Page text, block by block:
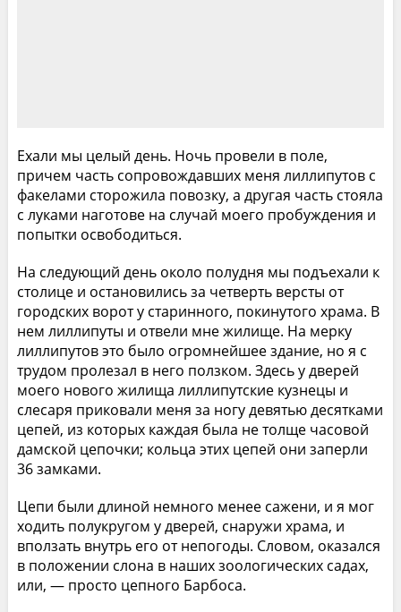
Ехали мы целый день. Ночь провели в поле,
причем часть сопровождавших меня лиллипутов с
факелами сторожила повозку, а другая часть стояла
с луками наготове на случай моего пробуждения и
попытки освободиться.
На следующий день около полудня мы подъехали к
столице и остановились за четверть версты от
городских ворот у старинного, покинутого храма. В
нем лиллипуты и отвели мне жилище. На мерку
лиллипутов это было огромнейшее здание, но я с
трудом пролезал в него ползком. Здесь у дверей
моего нового жилища лиллипутские кузнецы и
слесаря приковали меня за ногу девятью десятками
цепей, из которых каждая была не толще часовой
дамской цепочки; кольца этих цепей они заперли
36 замками.
Цепи были длиной немного менее сажени, и я мог
ходить полукругом у дверей, снаружи храма, и
вползать внутрь его от непогоды. Словом, оказался
в положении слона в наших зоологических садах,
или, — просто цепного Барбоса.